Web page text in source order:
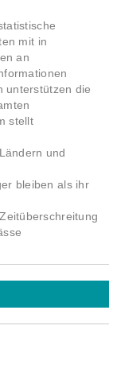
mit in
an
unterstützen die
stellt
und
bleiben als ihr